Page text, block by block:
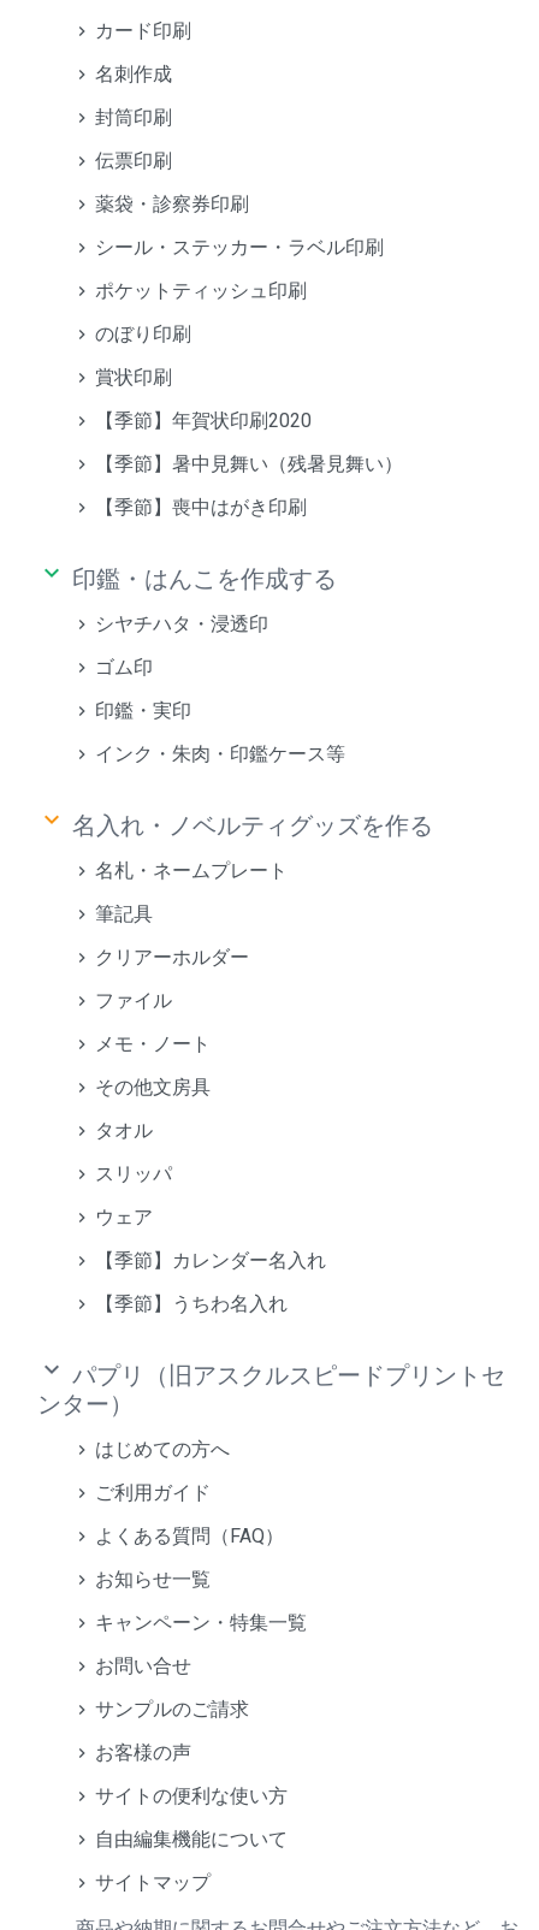
カード印刷
名刺作成
封筒印刷
伝票印刷
薬袋・診察券印刷
シール・ステッカー・ラベル印刷
ポケットティッシュ印刷
のぼり印刷
賞状印刷
【季節】年賀状印刷2020
【季節】暑中見舞い（残暑見舞い）
【季節】喪中はがき印刷
keyboard_arrow_down 印鑑・はんこを作成する
シヤチハタ・浸透印
ゴム印
印鑑・実印
インク・朱肉・印鑑ケース等
keyboard_arrow_down 名入れ・ノベルティグッズを作る
名札・ネームプレート
筆記具
クリアーホルダー
ファイル
メモ・ノート
その他文房具
タオル
スリッパ
ウェア
【季節】カレンダー名入れ
【季節】うちわ名入れ
keyboard_arrow_down パプリ（旧アスクルスピードプリントセ
ンター）
はじめての方へ
ご利用ガイド
よくある質問（FAQ）
お知らせ一覧
キャンペーン・特集一覧
お問い合せ
サンプルのご請求
お客様の声
サイトの便利な使い方
自由編集機能について
サイトマップ